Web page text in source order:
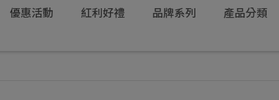
優惠活動 紅利好禮 品牌系列 產品分類